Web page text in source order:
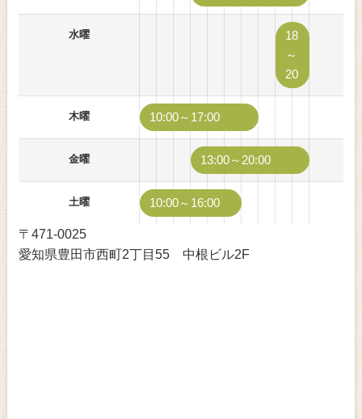
水曜
18
～
20
木曜 10:00～17:00
金曜 13:00～20:00
土曜 10:00～16:00
〒471-0025
愛知県豊田市西町2丁目55 中根ビル2F